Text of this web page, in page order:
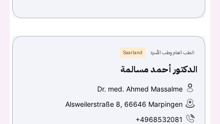
الطب العام وطب الأسرة Saarland
الدكتور أحمد مسالمة
Dr. med. Ahmed Massalme
Alsweilerstraße 8, 66646 Marpingen
+4968532081